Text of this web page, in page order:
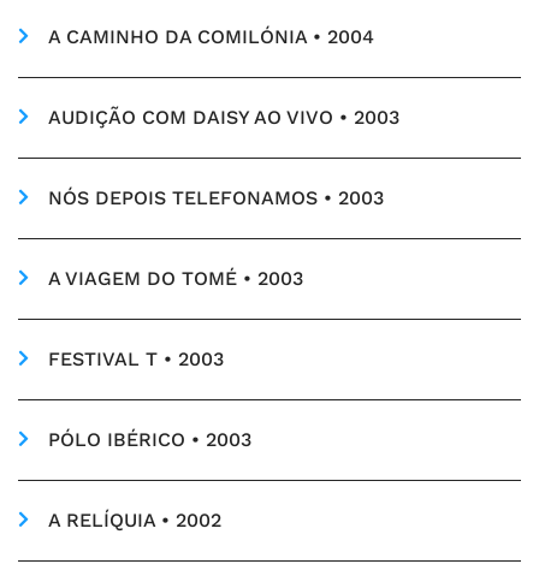
A CAMINHO DA COMILÓNIA • 2004
AUDIÇÃO COM DAISY AO VIVO • 2003
NÓS DEPOIS TELEFONAMOS • 2003
A VIAGEM DO TOMÉ • 2003
FESTIVAL T • 2003
PÓLO IBÉRICO • 2003
A RELÍQUIA • 2002